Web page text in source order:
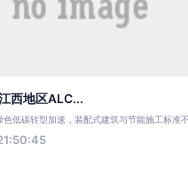
西地区ALC...
色低碳转型加速，装配式建筑与节能施工标准